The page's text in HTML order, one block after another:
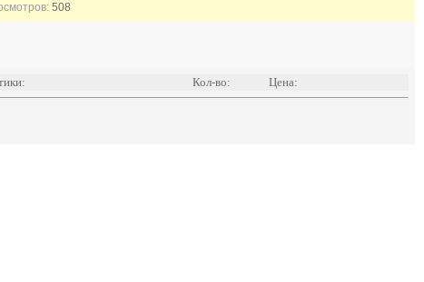
508
Кол-во: Цена: